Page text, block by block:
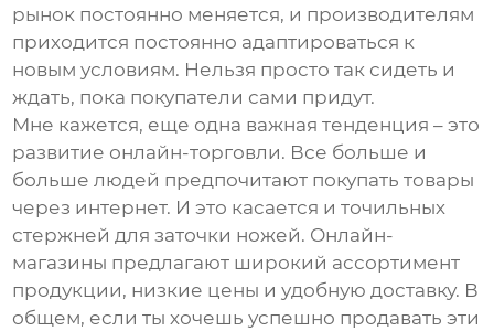
рынок постоянно меняется, и производителям
приходится постоянно адаптироваться к
новым условиям. Нельзя просто так сидеть и
ждать, пока покупатели сами придут.
Мне кажется, еще одна важная тенденция – это
развитие онлайн-торговли. Все больше и
больше людей предпочитают покупать товары
через интернет. И это касается иточильных
стержней для заточки ножей. Онлайн-
магазины предлагают широкий ассортимент
продукции, низкие цены и удобную доставку. В
общем, если ты хочешь успешно продавать эти